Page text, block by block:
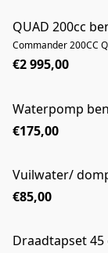
QUAD 200cc
Commander 200CC
€2 995,00
Waterpomp
€175,00
Vuilwater/
€85,00
Draadtapset 45